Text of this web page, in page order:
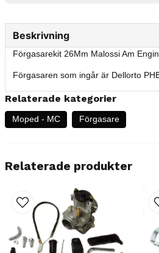
Beskrivning
Förgasarekit 26Mm Malossi Am
Förgasaren som ingår är Dellorto
Relaterade kategorier
Moped - MC Förgasare
Relaterade produkter